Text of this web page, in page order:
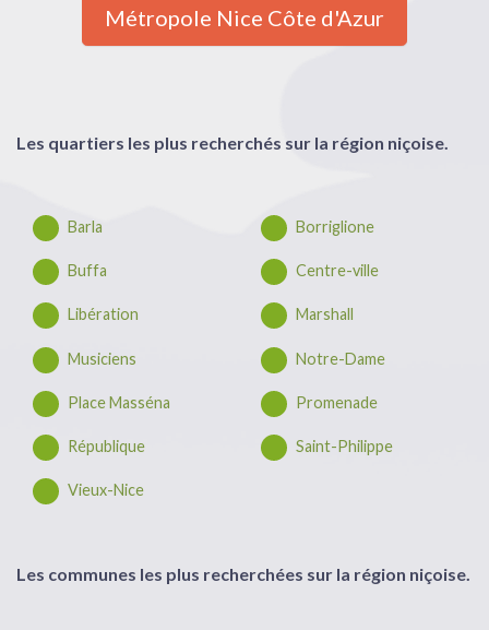
Métropole Nice Côte d'Azur
Les quartiers les plus recherchés sur la région niçoise.
Barla Borriglione
Buffa Centre-ville
Libération Marshall
Musiciens Notre-Dame
Place Masséna Promenade
République Saint-Philippe
Vieux-Nice
Les communes les plus recherchées sur la région niçoise.